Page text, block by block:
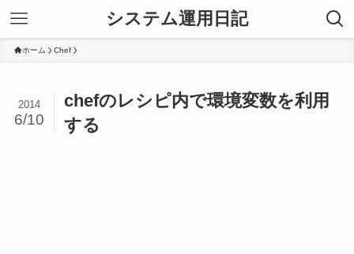
システム運用日記
ホーム Chef
chefのレシピ内で環境変数を利用
する
2014
6/10